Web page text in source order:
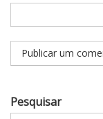
Pesquisar